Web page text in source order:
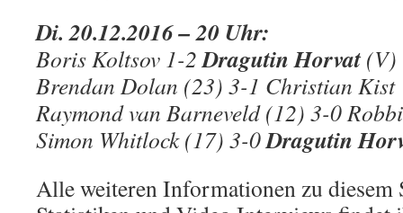
Di. 20.12.2016 – 20 Uhr:
Boris Koltsov 1-2 Dragutin Horvat(V)
Brendan Dolan (23) 3-1 Christian Kist
Raymond van Barneveld (12) 3-0
Simon Whitlock (17) 3-0Dragutin
Alle weiteren Informationen zu diesem